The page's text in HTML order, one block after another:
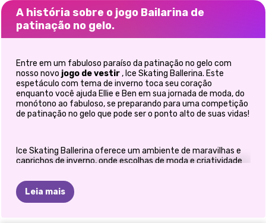
A história sobre o jogo Bailarina de
patinação no gelo.
Entre em um fabuloso paraíso da patinação no gelo com
nosso novo jogo de vestir , Ice Skating Ballerina. Este
espetáculo com tema de inverno toca seu coração
enquanto você ajuda Ellie e Ben em sua jornada de moda, do
monótono ao fabuloso, se preparando para uma competição
de patinação no gelo que pode ser o ponto alto de suas vidas!
Ice Skating Ballerina oferece um ambiente de maravilhas e
caprichos de inverno, onde escolhas de moda e criatividade
de vestir oferece inúmeras opções de personalização que
permitem que vocês, meninas, experimentem e expressem
seu estilo único, enquanto preparam Ellie e Ben para a
Leia mais